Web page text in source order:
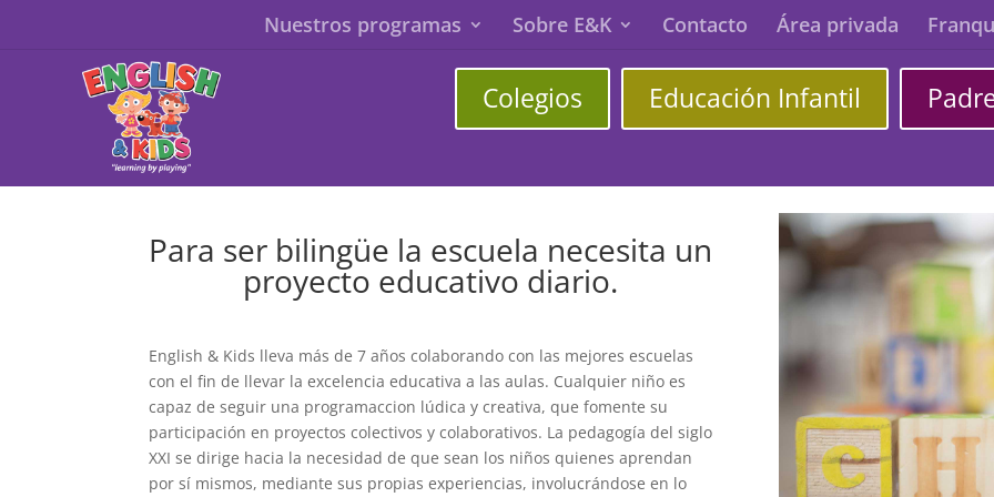
Nuestros programas Sobre E&K Contacto Área privada
Colegios Educación Infantil
Para ser bilingüe la escuela necesita un
proyecto educativo diario.
English & Kids lleva más de 7 años colaborando con las mejores escuelas
con el fin de llevar la excelencia educativa a las aulas. Cualquier niño es
capaz de seguir una programaccion lúdica y creativa, que fomente su
participación en proyectos colectivos y colaborativos. La pedagogía del siglo
XXI se dirige hacia la necesidad de que sean los niños quienes aprendan
por sí mismos, mediante sus propias experiencias, involucrándose en lo